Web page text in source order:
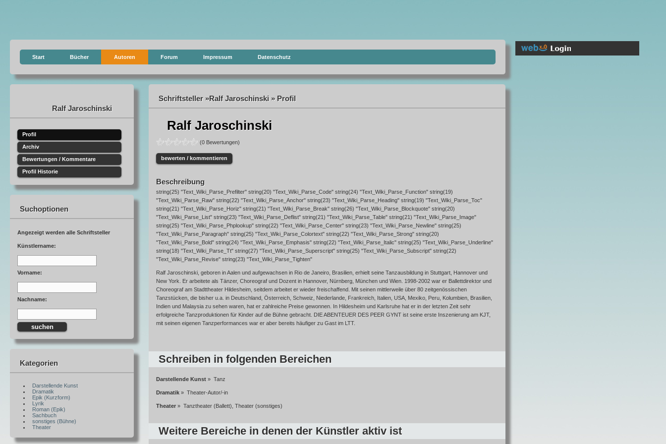
Start Bücher Autoren Forum Impressum Datenschutz
Ralf Jaroschinski
Profil
Archiv
Bewertungen / Kommentare
Profil Historie
Suchoptionen
Angezeigt werden alle Schriftsteller
Künstlername:
Vorname:
Nachname:
Kategorien
Darstellende Kunst
Dramatik
Epik (Kurzform)
Lyrik
Roman (Epik)
Sachbuch
sonstiges (Bühne)
Theater
Schriftsteller »Ralf Jaroschinski » Profil
Ralf Jaroschinski
(0 Bewertungen)
bewerten / kommentieren
Beschreibung
string(25) "Text_Wiki_Parse_Prefilter" string(20) "Text_Wiki_Parse_Code" string(24) "Text_Wiki_Parse_Function" string(19)
"Text_Wiki_Parse_Raw" string(22) "Text_Wiki_Parse_Anchor" string(23) "Text_Wiki_Parse_Heading" string(19) "Text_Wiki_Parse_Toc"
string(21) "Text_Wiki_Parse_Horiz" string(21) "Text_Wiki_Parse_Break" string(26) "Text_Wiki_Parse_Blockquote" string(20)
"Text_Wiki_Parse_List" string(23) "Text_Wiki_Parse_Deflist" string(21) "Text_Wiki_Parse_Table" string(21) "Text_Wiki_Parse_Image"
string(25) "Text_Wiki_Parse_Phplookup" string(22) "Text_Wiki_Parse_Center" string(23) "Text_Wiki_Parse_Newline" string(25)
"Text_Wiki_Parse_Paragraph" string(25) "Text_Wiki_Parse_Colortext" string(22) "Text_Wiki_Parse_Strong" string(20)
"Text_Wiki_Parse_Bold" string(24) "Text_Wiki_Parse_Emphasis" string(22) "Text_Wiki_Parse_Italic" string(25) "Text_Wiki_Parse_Underline"
string(18) "Text_Wiki_Parse_Tt" string(27) "Text_Wiki_Parse_Superscript" string(25) "Text_Wiki_Parse_Subscript" string(22)
"Text_Wiki_Parse_Revise" string(23) "Text_Wiki_Parse_Tighten"
Ralf Jaroschinski, geboren in Aalen und aufgewachsen in Rio de Janeiro, Brasilien, erhielt seine Tanzausbildung in Stuttgart, Hannover und
New York. Er arbeitete als Tänzer, Choreograf und Dozent in Hannover, Nürnberg, München und Wien. 1998-2002 war er Ballettdirektor und
Choreograf am Stadttheater Hildesheim, seitdem arbeitet er wieder freischaffend. Mit seinen mittlerweile über 80 zeitgenössischen
Tanzstücken, die bisher u.a. in Deutschland, Österreich, Schweiz, Niederlande, Frankreich, Italien, USA, Mexiko, Peru, Kolumbien, Brasilien,
Indien und Malaysia zu sehen waren, hat er zahlreiche Preise gewonnen. In Hildesheim und Karlsruhe hat er in der letzten Zeit sehr
erfolgreiche Tanzproduktionen für Kinder auf die Bühne gebracht. DIE ABENTEUER DES PEER GYNT ist seine erste Inszenierung am KJT,
mit seinen eigenen Tanzperformances war er aber bereits häufiger zu Gast im LTT.
Schreiben in folgenden Bereichen
Darstellende Kunst » Tanz
Dramatik » Theater-Autor/-in
Theater » Tanztheater (Ballett), Theater (sonstiges)
Weitere Bereiche in denen der Künstler aktiv ist